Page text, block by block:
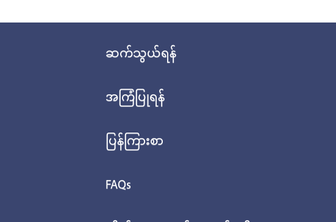
ဆက်သွယ်ရန်
အကြံပြုရန်
ပြန်ကြားစာ
FAQs